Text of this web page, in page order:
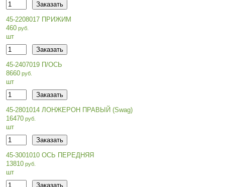
45-2208017 ПРИЖИМ
460
шт
45-2407019 П/ОСЬ
8660
шт
45-2801014 ЛОНЖЕРОН ПРАВЫЙ (Swag)
16470
шт
45-3001010 ОСЬ ПЕРЕДНЯЯ
13810
шт